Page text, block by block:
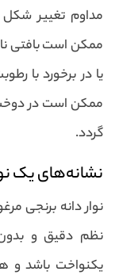
مداوم تغییر
ممکن است بافتی
یا در برخورد با
ممکن است در
گردد.
نشانه‌های یک
نوار دانه برنجی
نظم دقیق و
یکنواخت باشد و